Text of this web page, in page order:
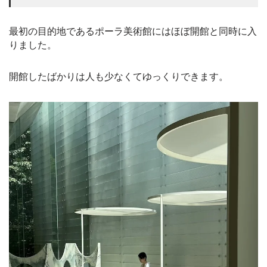
最初の目的地であるポーラ美術館にはほぼ開館と同時に入
りました。
開館したばかりは人も少なくてゆっくりできます。